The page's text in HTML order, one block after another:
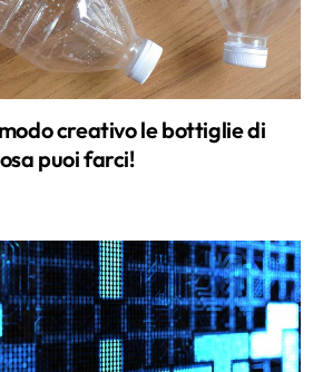
creativo le bottiglie di
puoi farci!